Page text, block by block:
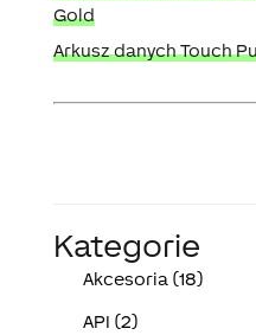
Gold
Arkusz danych Touch
Kategorie
Akcesoria (18)
API (2)